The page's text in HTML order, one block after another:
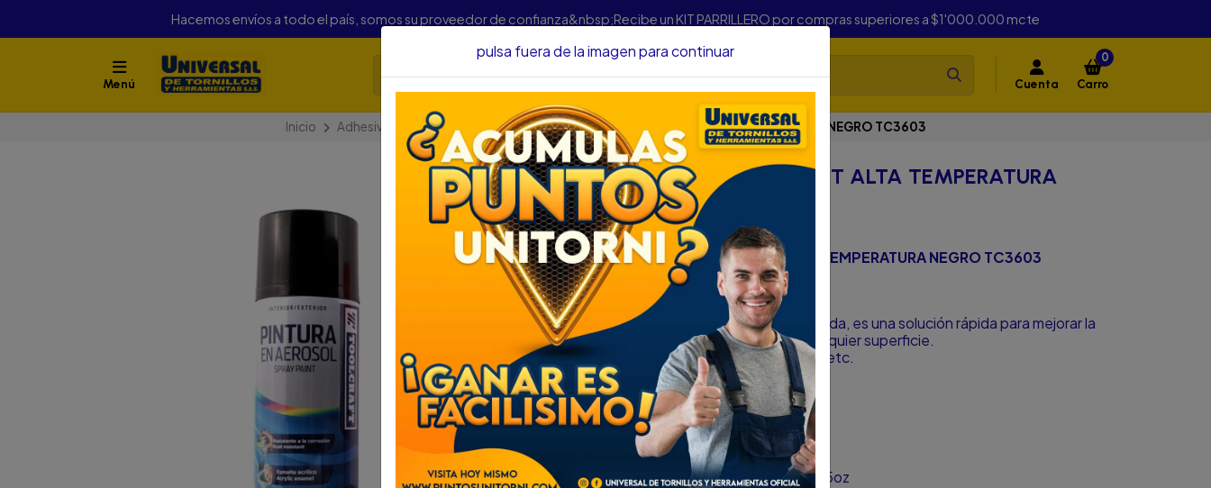
Hacemos envíos a todo el país, somos su proveedor de confianza&nbsp;Recibe un KIT PARRILLERO por compras superiores a $1'000.000 mcte
Menú Cuenta
0
Carro
Inicio Adhesivos y Lubricantes Otros AEROSOL TOOLCRAFT ALTA TEMPERATURA NEGRO TC3603
AEROSOL TOOLCRAFT ALTA TEMPERATURA
NEGRO TC3603
DESCRIPCIÓN
AEROSOL TOOLCRAFT ALTA TEMPERATURA NEGRO TC3603
SKU...30620341
DESCRIPCIÓN...
Fácil de usar, listo para ser aplicada, es una solución rápida para mejorar la
apariencia y adecuada para cualquier superficie.
• Ideal para asadores, motores, etc.
• Secado rápido 15min al tacto
• Alta presión
• No contiene plomo
• No daña la capa de Ozono
• Diferentes usos y acabados
• Resiste 500ºC
• Contenido 400ml / 280g / 13.5oz
pulsa fuera de la imagen para continuar